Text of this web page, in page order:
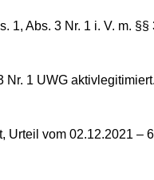
Abs. 3 Nr. 1 i. V. m. §§
Nr. 1 UWG aktivlegitimiert.
vom 02.12.2021 –